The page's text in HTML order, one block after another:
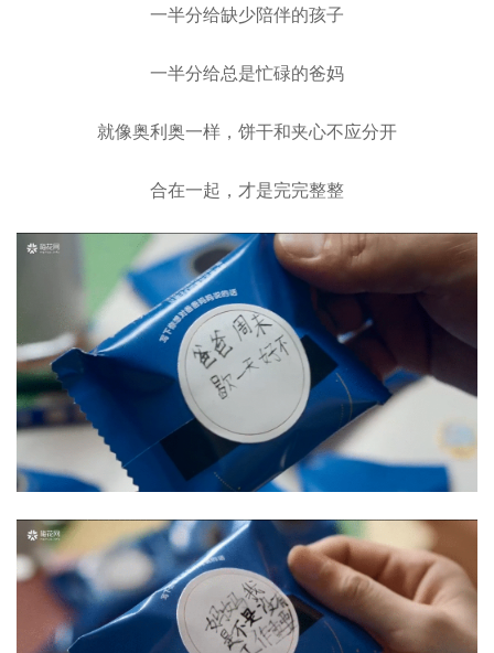
一半分给缺少陪伴的孩子
一半分给总是忙碌的爸妈
就像奥利奥一样，饼干和夹心不应分开
合在一起，才是完完整整